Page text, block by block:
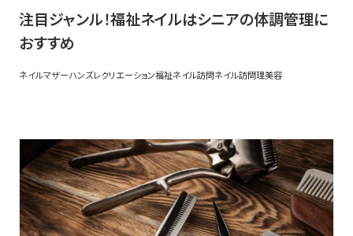
注目ジャンル！福祉ネイルはシニアの体調管理に
おすすめ
ネイルマザーハンズレクリエーション福祉ネイル訪問ネイル訪問理美容